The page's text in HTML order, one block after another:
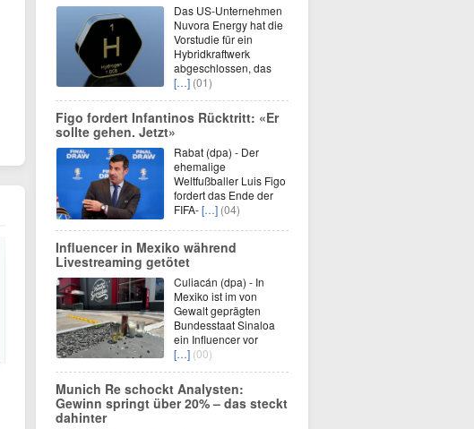
Das US-Unternehmen
Nuvora Energy hat die
Vorstudie für ein
Hybridkraftwerk
abgeschlossen, das
[…] (01)
Figo fordert Infantinos Rücktritt: «Er
sollte gehen. Jetzt»
Rabat (dpa) - Der
ehemalige
Weltfußballer Luis Figo
fordert das Ende der
FIFA-[…] (04)
Influencer in Mexiko während
Livestreaming getötet
Culiacán (dpa) - In
Mexiko ist im von
Gewalt geprägten
Bundesstaat Sinaloa
ein Influencer vor
[…] (00)
Munich Re schockt Analysten:
Gewinn springt über 20% – das steckt
dahinter